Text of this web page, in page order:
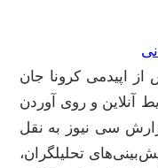
جهان پس از اپیدمی کرونا جان
آنلاین و روی آوردن
سی نیوز به نقل
تحلیلگران،